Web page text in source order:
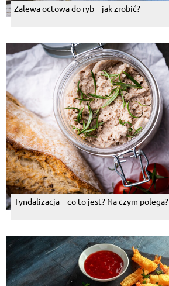
Zalewa octowa do ryb – jak zrobić?
Tyndalizacja – co to jest? Na czym polega?